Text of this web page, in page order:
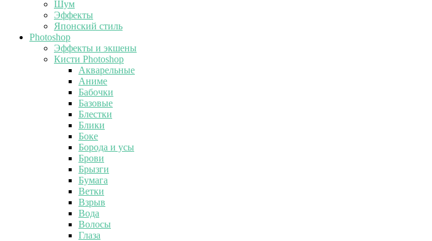
Шум
Эффекты
Японский стиль
Photoshop
Эффекты и экшены
Кисти Photoshop
Акварельные
Аниме
Бабочки
Базовые
Блестки
Блики
Боке
Борода и усы
Брови
Брызги
Бумага
Ветки
Взрыв
Вода
Волосы
Глаза